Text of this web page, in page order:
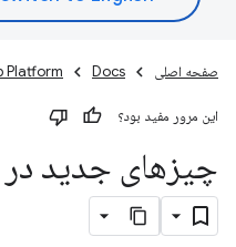
صفحه اصلی Docs
Platform
این مرور مفید بود؟
چیزهای جدید در Web